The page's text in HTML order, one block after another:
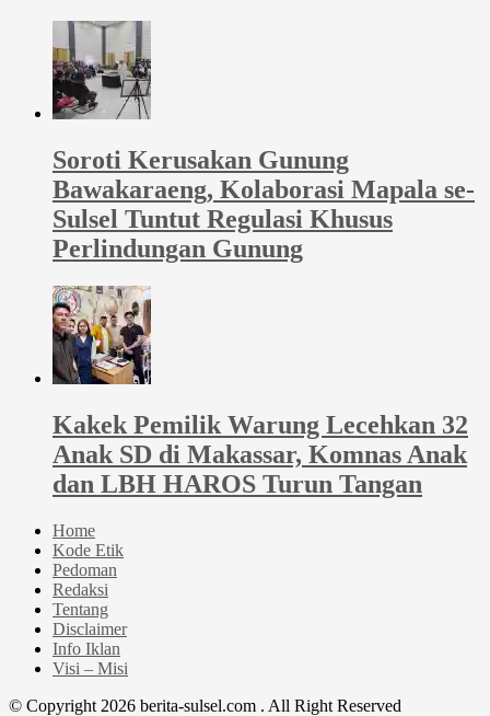
Soroti Kerusakan Gunung
Bawakaraeng, Kolaborasi Mapala se-
Sulsel Tuntut Regulasi Khusus
Perlindungan Gunung
Kakek Pemilik Warung Lecehkan 32
Anak SD di Makassar, Komnas Anak
dan LBH HAROS Turun Tangan
Home
Kode Etik
Pedoman
Redaksi
Tentang
Disclaimer
Info Iklan
Visi – Misi
© Copyright 2026 berita-sulsel.com . All Right Reserved